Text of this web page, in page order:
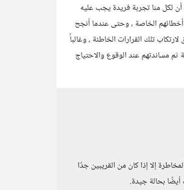
لكل منا تجربة فريدة يجب عليه
الخاصة ، وحتى عندما أنجح
تلك القرارات الخاطئة ، وغالباً
مساندتهم عند الوقوع والاحتياج
إلا إذا كان من القريبين جدًا
بحالة جيدة.